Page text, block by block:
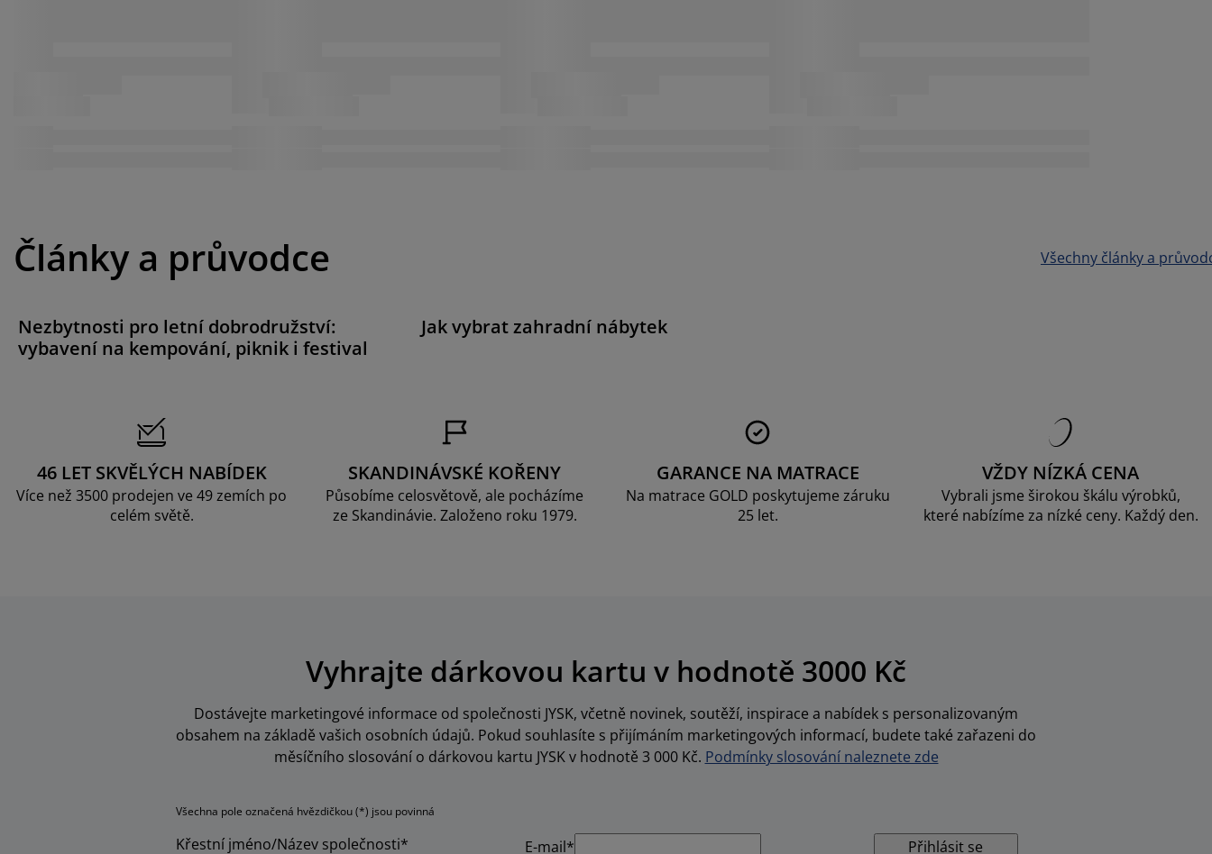
Články a průvodce Všechny články a
Nezbytnosti pro letní dobrodružství:
vybavení na kempování, piknik i festival
Jak vybrat zahradní nábytek
46 LET SKVĚLÝCH NABÍDEK
Více než 3500 prodejen ve 49 zemích po
celém světě.
SKANDINÁVSKÉ KOŘENY
Působíme celosvětově, ale pocházíme
ze Skandinávie. Založeno roku 1979.
GARANCE NA MATRACE
Na matrace GOLD poskytujeme záruku
25 let.
VŽDY NÍZKÁ CENA
Vybrali jsme širokou škálu výrobků,
které nabízíme za nízké ceny. Každý den.
Vyhrajte dárkovou kartu v hodnotě 3000 Kč
Dostávejte marketingové informace od společnosti JYSK, včetně novinek, soutěží, inspirace a nabídek s personalizovaným
obsahem na základě vašich osobních údajů. Pokud souhlasíte s přijímáním marketingových informací, budete také zařazeni do
měsíčního slosování o dárkovou kartu JYSK v hodnotě 3 000 Kč. Podmínky slosování naleznete zde
Všechna pole označená hvězdičkou (*) jsou povinná
Křestní jméno/Název společnosti* E-mail* Přihlásit se